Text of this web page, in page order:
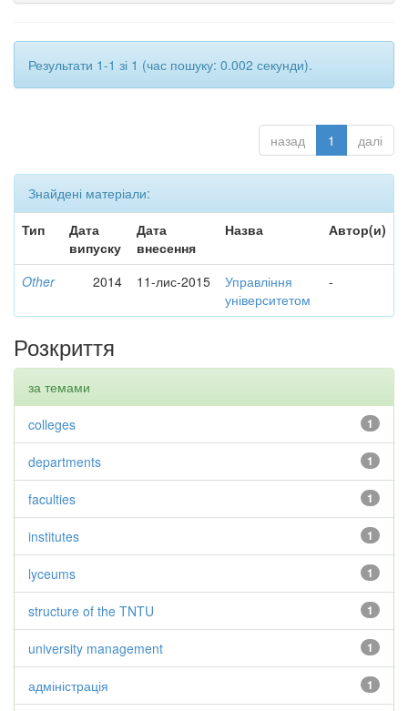
Результати 1-1 зі 1 (час пошуку: 0.002 секунди).
назад 1 далі
Знайдені матеріали:
Тип
Дата
випуску
Дата
внесення
Назва Автор(и)
Other 2014 11-лис-2015
Управління
університетом
-
Розкриття
за темами
1
colleges
1
departments
1
faculties
1
institutes
1
lyceums
1
structure of the TNTU
1
university management
1
адміністрація